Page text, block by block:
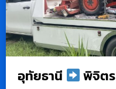
อุทัยธานี พิจิตร